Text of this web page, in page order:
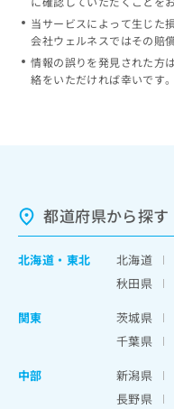
当サービスによって生じた
会社ウェルネスではその賠
情報の誤りを発見された方
絡をいただければ幸いです。
都道府県から探す
北海道 ・ 東北 北海道
秋田県
関東
茨城県
千葉県
中部
新潟県
長野県